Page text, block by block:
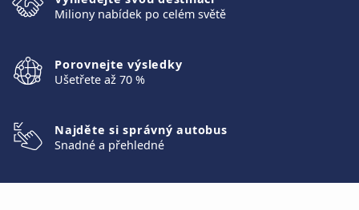
Miliony nabídek po celém světě
Porovnejte výsledky
Ušetřete až 70 %
Najděte si správný autobus
Snadné a přehledné